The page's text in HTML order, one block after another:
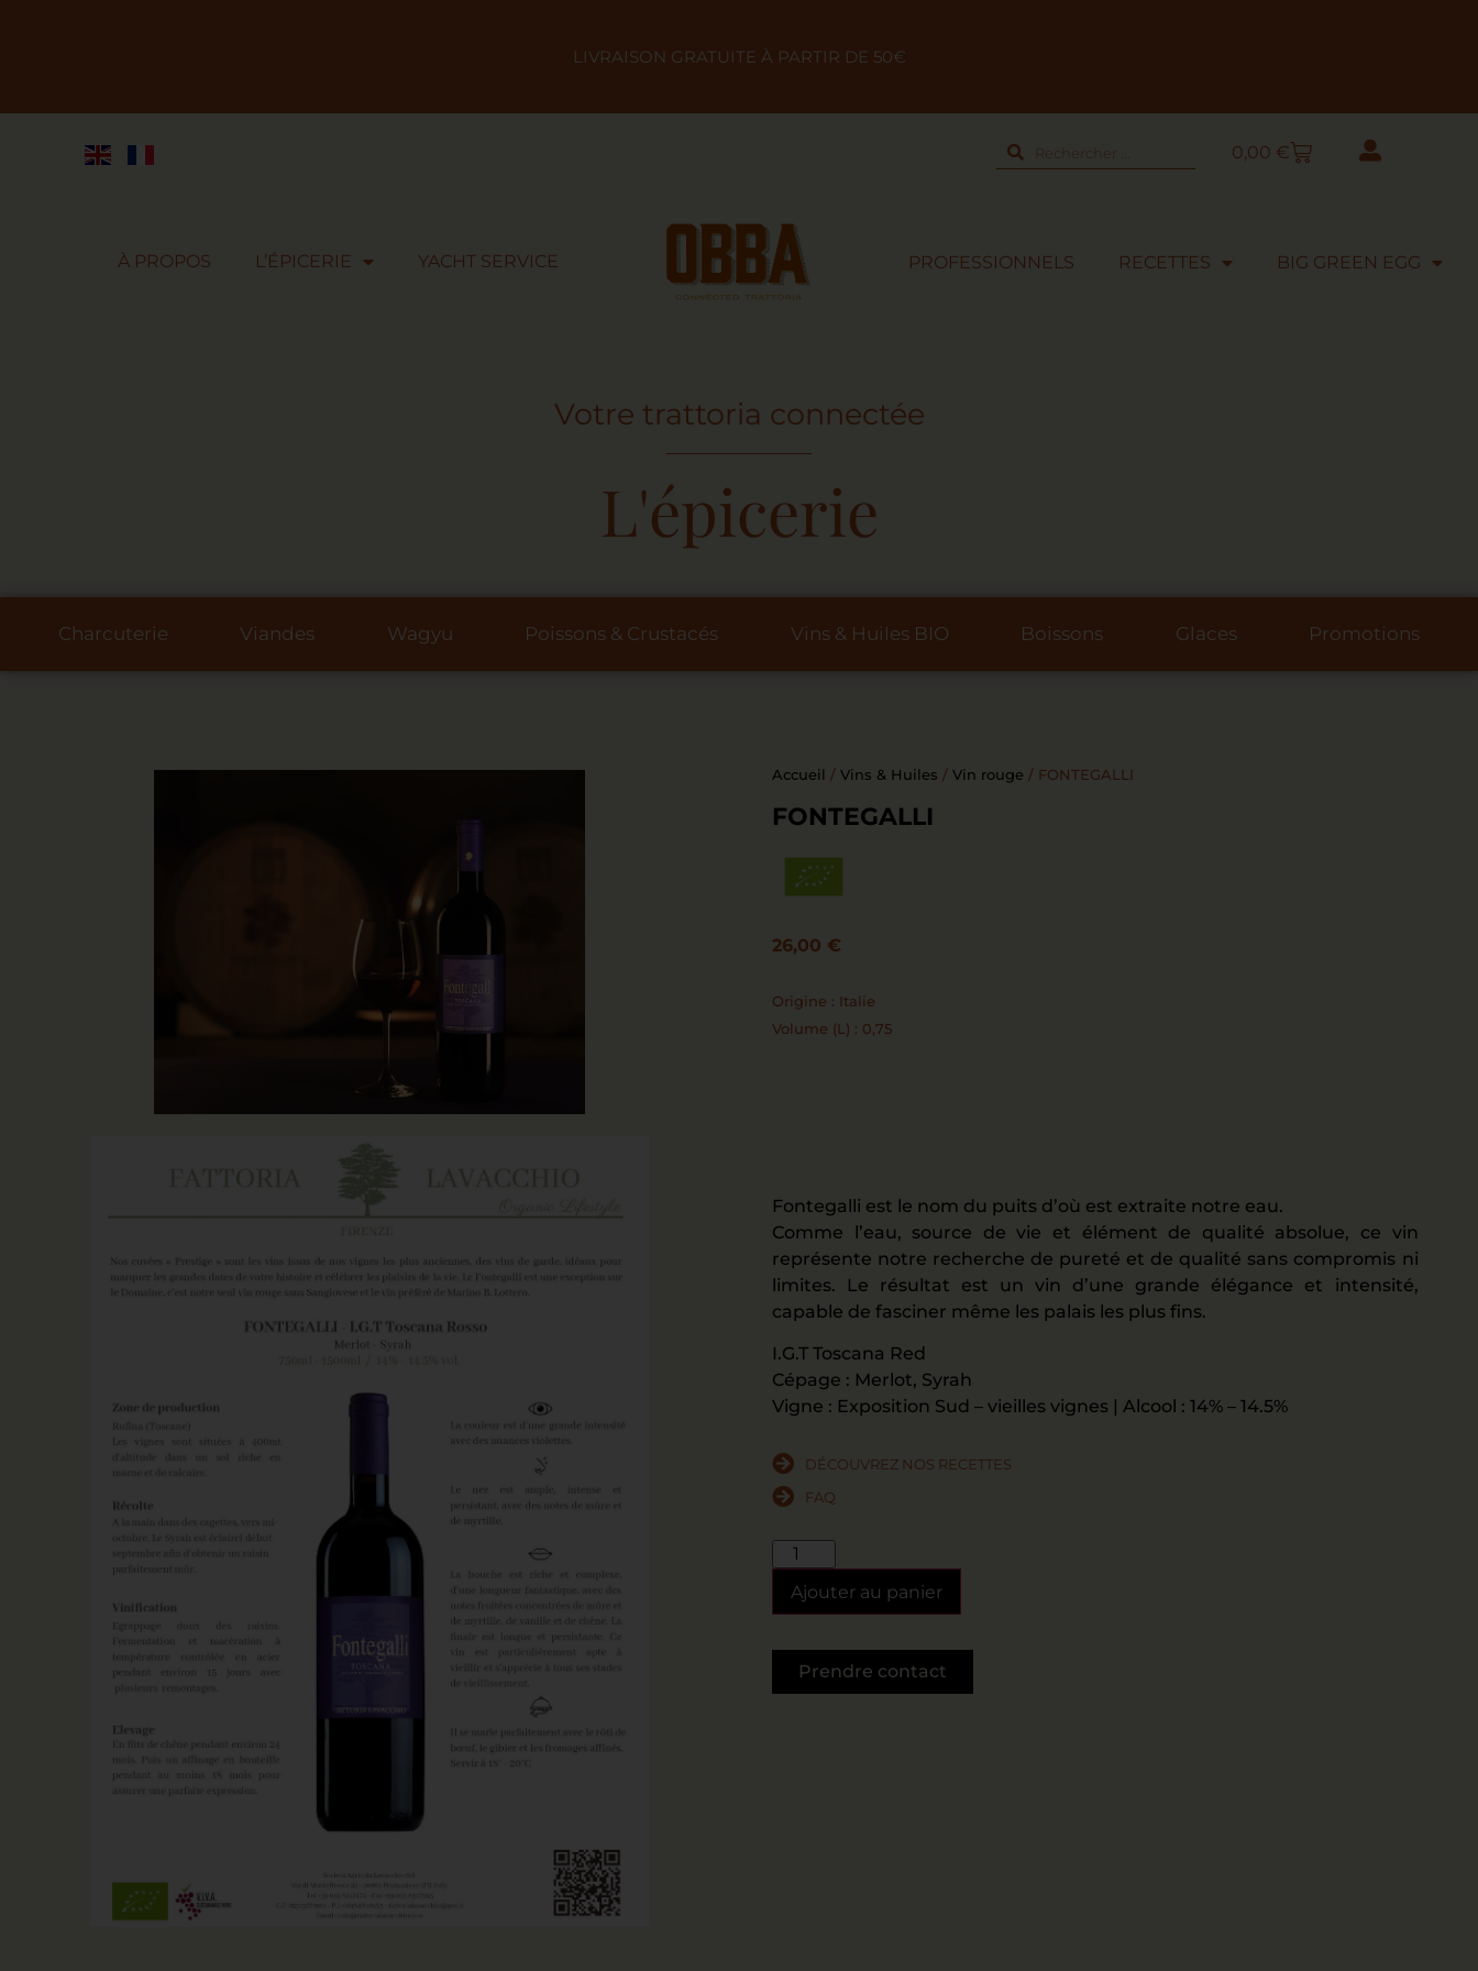
LIVRAISON GRATUITE À PARTIR DE 50€
0,00 €
À PROPOS L’ÉPICERIE YACHT SERVICE PROFESSIONNELS RECETTES BIG GREEN EGG
Votre trattoria connectée
L'épicerie
Charcuterie Viandes Wagyu Poissons & Crustacés Vins & Huiles BIO Boissons Glaces Promotions
Accueil / Vins & Huiles / Vin rouge / FONTEGALLI
FONTEGALLI
26,00 €
Origine : Italie
Volume (L) : 0,75
Fontegalli est le nom du puits d’où est extraite notre eau.
Comme l’eau, source de vie et élément de qualité absolue, ce vin
représente notre recherche de pureté et de qualité sans compromis ni
limites. Le résultat est un vin d’une grande élégance et intensité,
capable de fasciner même les palais les plus fins.
I.G.T Toscana Red
Cépage : Merlot, Syrah
Vigne : Exposition Sud – vieilles vignes | Alcool : 14% – 14.5%
DÉCOUVREZ NOS RECETTES
FAQ
Ajouter au panier
Prendre contact